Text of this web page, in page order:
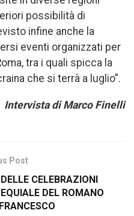
possibilità di
infine anche la
eventi organizzati per
tra i quali spicca la
che si terrà a luglio”.
Intervista di Marco Finelli
Post
CELEBRAZIONI
DEL ROMANO